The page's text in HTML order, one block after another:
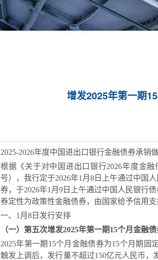
增发2025年第一期
2025-2026年度中国进出口银行金融债券承销
根据《关于对中国进出口银行2026年度金
号），我行定于2026年1 月 8 日上午通过中国
券， 于2026年1 月 9 日上午通过中国人民银行
券定性为政策性金融债券，由国家给予信用支
一、 1 月 8 日发行安排
（一）第五次增发2025年第一期15个月金融债
2025年第一期 15个月金融债券为15个月期固
触发上调后，发行量不超过150亿元人民币，